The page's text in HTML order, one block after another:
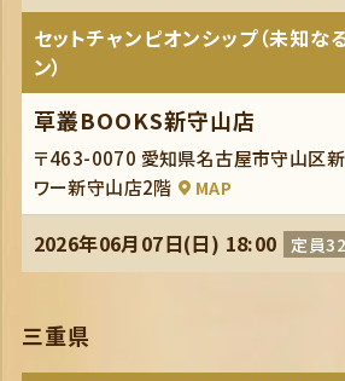
セットチャンピオンシップ（未知な
ン）
草叢BOOKS新守山店
〒463-0070 愛知県名古屋市守山区
ワー新守山店2階
MAP
2026年06月07日(日) 18:00 定員
三重県